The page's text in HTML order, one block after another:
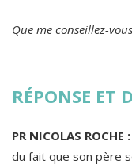
Que me conseillez-
RÉPONSE ET
PR NICOLAS ROCHE :
du fait que son père